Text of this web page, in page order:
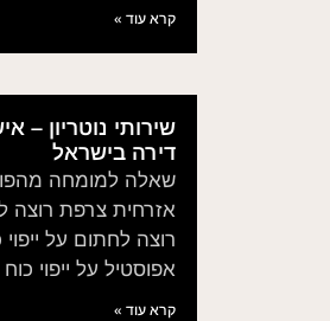
קרא עוד »
שירותי נוטריון –
דירה בישראל
שאלה למומחה
אזרחית צרפת רוצה
רוצה לחתום על
אפוסטיל על ייפוי
קרא עוד »